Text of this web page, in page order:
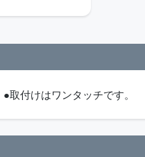
取付けはワンタッチです。